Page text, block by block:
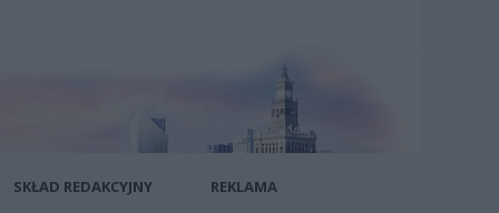
SKŁAD REDAKCYJNY REKLAMA